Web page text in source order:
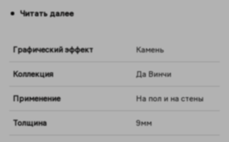
Читать далее
Графический эффект Камень
Коллекция Да Винчи
Применение На пол и на стены
Толщина 9мм